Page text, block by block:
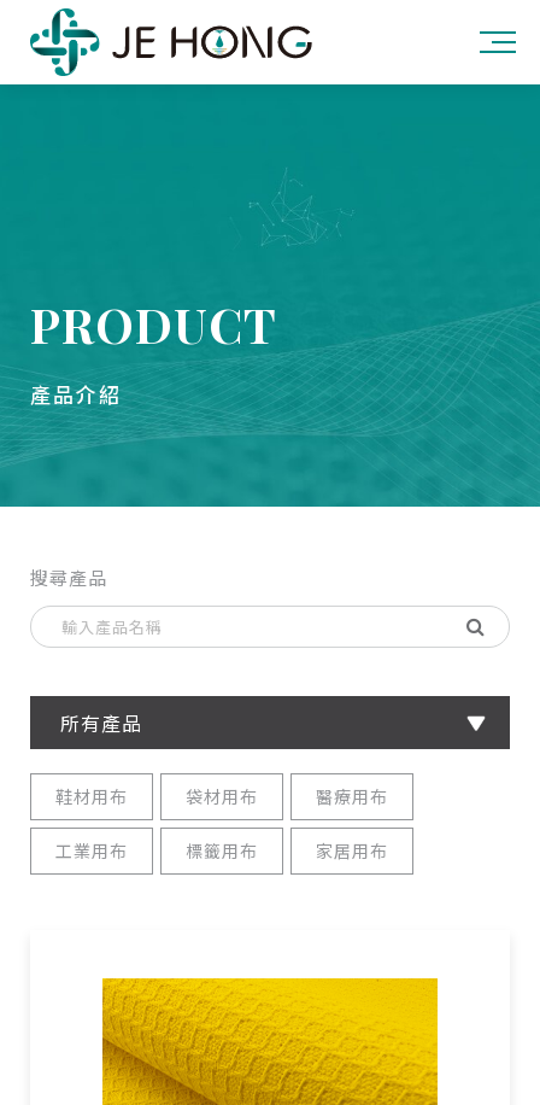
PRODUCT
產品介紹
搜尋產品
所有產品
鞋材用布 袋材用布 醫療用布
工業用布 標籤用布 家居用布